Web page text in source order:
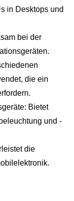
in Desktops und
bei der
die ein
Bietet
und -
die